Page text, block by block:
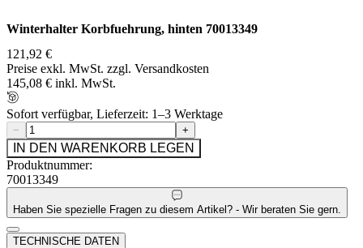
Winterhalter Korbfuehrung, hinten 70013349
121,92 €
Preise exkl. MwSt. zzgl. Versandkosten
145,08 € inkl. MwSt.
Sofort verfügbar, Lieferzeit: 1–3 Werktage
− +
IN DEN WARENKORB LEGEN
Produktnummer:
70013349
Haben Sie spezielle Fragen zu diesem Artikel? - Wir beraten Sie gern.
TECHNISCHE DATEN